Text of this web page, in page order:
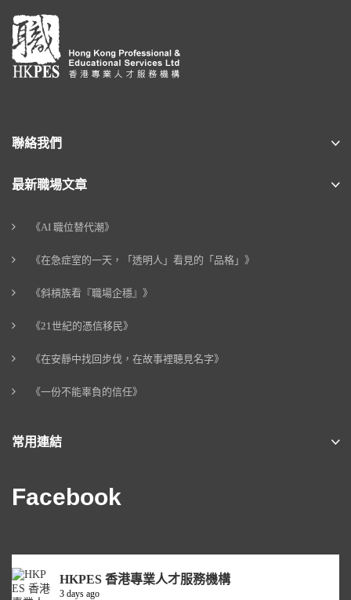
聯絡我們
最新職場文章
《AI 職位替代潮》
《在急症室的一天，「透明人」看見的「品格」》
《斜槓族看『職場企穩』》
《21世紀的憑信移民》
《在安靜中找回步伐，在故事裡聽見名字》
《一份不能辜負的信任》
常用連結
Facebook
HKPES 香港專業人才服務機構
3 days ago